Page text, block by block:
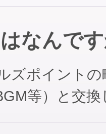
なんで
ズポイント
等）と交